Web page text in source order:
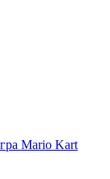
Mario Kart